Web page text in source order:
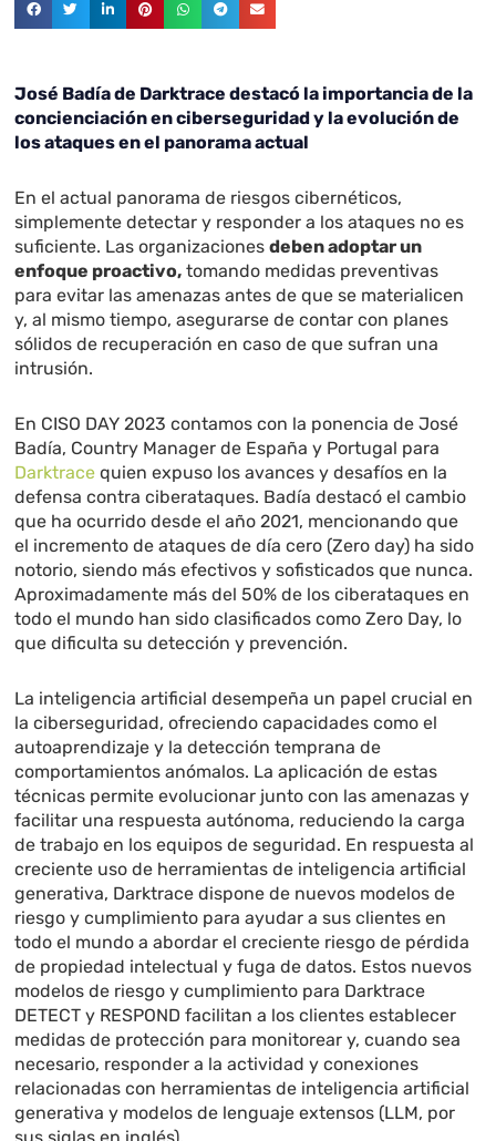
José Badía de Darktrace destacó la importancia de la
concienciación en ciberseguridad y la evolución de
los ataques en el panorama actual
En el actual panorama de riesgos cibernéticos,
simplemente detectar y responder a los ataques no es
suficiente. Las organizacionesdeben adoptar un
enfoque proactivo, tomando medidas preventivas
para evitar las amenazas antes de que se materialicen
y, al mismo tiempo, asegurarse de contar con planes
sólidos de recuperación en caso de que sufran una
intrusión.
En CISO DAY 2023 contamos con la ponencia de José
Badía, Country Manager de España y Portugal para
Darktrace quien expuso los avances y desafíos en la
defensa contra ciberataques. Badía destacó el cambio
que ha ocurrido desde el año 2021, mencionando que
el incremento de ataques de día cero (Zero day) ha sido
notorio, siendo más efectivos y sofisticados que nunca.
Aproximadamente más del 50% de los ciberataques en
todo el mundo han sido clasificados como Zero Day, lo
que dificulta su detección y prevención.
La inteligencia artificial desempeña un papel crucial en
la ciberseguridad, ofreciendo capacidades como el
autoaprendizaje y la detección temprana de
comportamientos anómalos. La aplicación de estas
técnicas permite evolucionar junto con las amenazas y
facilitar una respuesta autónoma, reduciendo la carga
de trabajo en los equipos de seguridad. En respuesta al
creciente uso de herramientas de inteligencia artificial
generativa, Darktrace dispone de nuevos modelos de
riesgo y cumplimiento para ayudar a sus clientes en
todo el mundo a abordar el creciente riesgo de pérdida
de propiedad intelectual y fuga de datos. Estos nuevos
modelos de riesgo y cumplimiento para Darktrace
DETECT y RESPOND facilitan a los clientes establecer
medidas de protección para monitorear y, cuando sea
necesario, responder a la actividad y conexiones
relacionadas con herramientas de inteligencia artificial
generativa y modelos de lenguaje extensos (LLM, por